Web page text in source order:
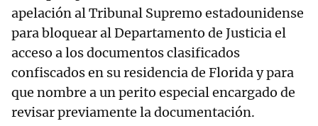
apelación al Tribunal Supremo estadounidense
para bloquear al Departamento de Justicia el
acceso a los documentos clasificados
confiscados en su residencia de Florida y para
que nombre a un perito especial encargado de
revisar previamente la documentación.